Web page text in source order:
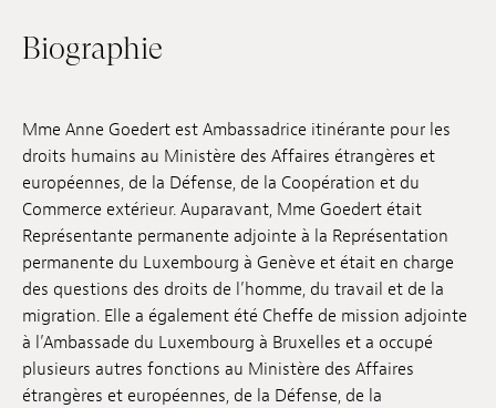
Presse / Pro
FR EN DE
Emplois
Soumissions
Archives
Publications
Biographie
Mme Anne Goedert est Ambassadrice itinérante pour les
droits humains au Ministère des Affaires étrangères et
européennes, de la Défense, de la Coopération et du
Commerce extérieur. Auparavant, Mme Goedert était
Représentante permanente adjointe à la Représentation
permanente du Luxembourg à Genève et était en charge
des questions des droits de l’homme, du travail et de la
migration. Elle a également été Cheffe de mission adjointe
à l’Ambassade du Luxembourg à Bruxelles et a occupé
plusieurs autres fonctions au Ministère des Affaires
étrangères et européennes, de la Défense, de la